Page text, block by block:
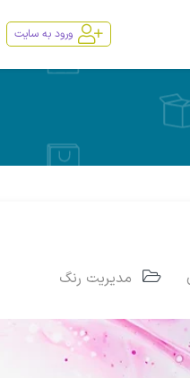
ورود به سایت
مدیریت رنگ